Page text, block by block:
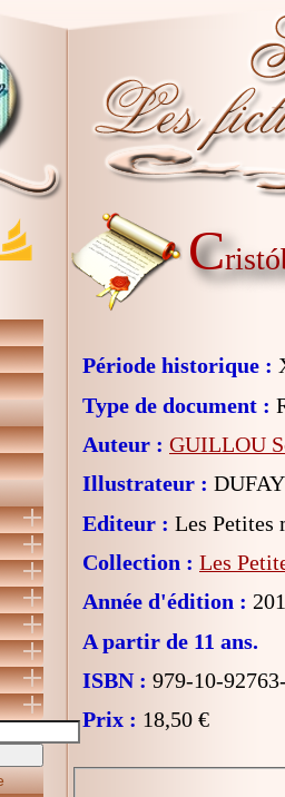
C
Période historique :
Type de document :
Auteur : GUILLOU
Illustrateur :
Editeur : Les Petites
Collection : Les
Année d'édition :
A partir de 11 ans.
ISBN : 979-10-
Prix : 18,50 €